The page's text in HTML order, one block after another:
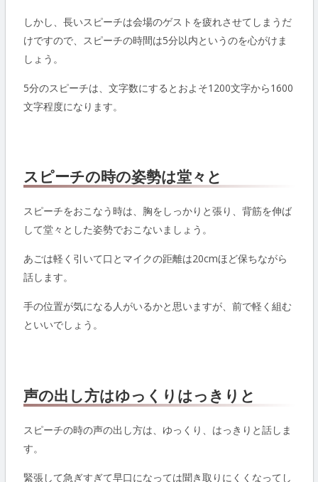
しかし、長いスピーチは会場のゲストを疲れさせてしまうだ
けですので、スピーチの時間は5分以内というのを心がけま
しょう。
5分のスピーチは、文字数にするとおよそ1200文字から1600
文字程度になります。
スピーチの時の姿勢は堂々と
スピーチをおこなう時は、胸をしっかりと張り、背筋を伸ば
して堂々とした姿勢でおこないましょう。
あごは軽く引いて口とマイクの距離は20cmほど保ちながら
話します。
手の位置が気になる人がいるかと思いますが、前で軽く組む
といいでしょう。
声の出し方はゆっくりはっきりと
スピーチの時の声の出し方は、ゆっくり、はっきりと話しま
す。
緊張して急ぎすぎて早口になっては聞き取りにくくなってし